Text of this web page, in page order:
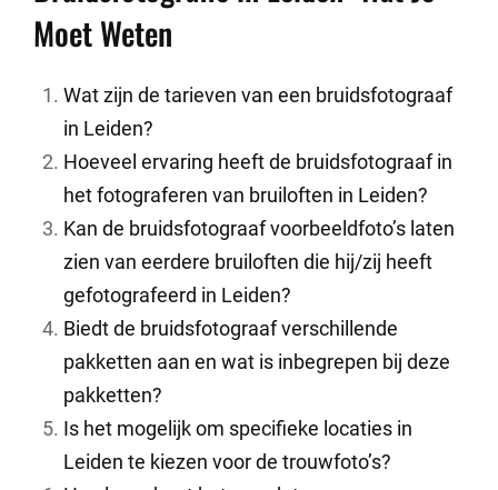
Moet Weten
Wat zijn de tarieven van een bruidsfotograaf
in Leiden?
Hoeveel ervaring heeft de bruidsfotograaf in
het fotograferen van bruiloften in Leiden?
Kan de bruidsfotograaf voorbeeldfoto’s laten
zien van eerdere bruiloften die hij/zij heeft
gefotografeerd in Leiden?
Biedt de bruidsfotograaf verschillende
pakketten aan en wat is inbegrepen bij deze
pakketten?
Is het mogelijk om specifieke locaties in
Leiden te kiezen voor de trouwfoto’s?